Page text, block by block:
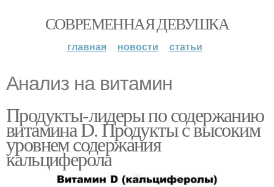
СОВРЕМЕННАЯ ДЕВУШКА
главная новости статьи
Анализ на витамин
Продукты-лидеры по содержанию
витамина D. Продукты с высоким
уровнем содержания
кальциферола